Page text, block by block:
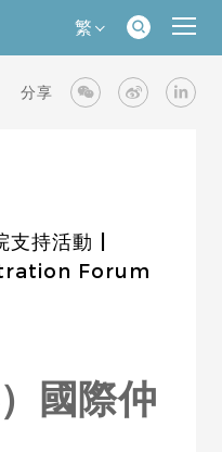
繁
分享
持活動 |
Forum
國際仲